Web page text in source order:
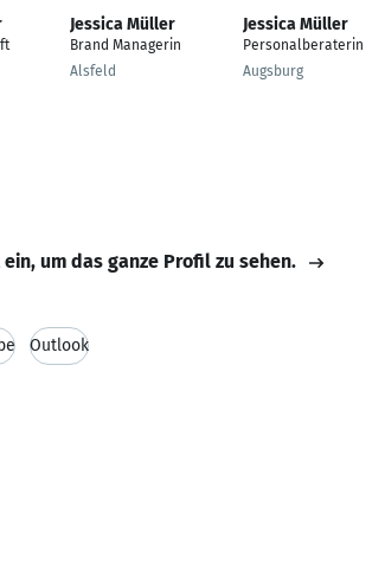
Jessica Müller
Brand Managerin
Alsfeld
Jessica Müller
Personalberaterin
Augsburg
um das ganze Profil zu sehen.
Outlook